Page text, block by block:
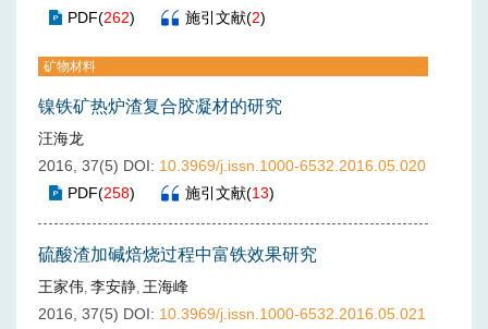
PDF(262) 施引文献(2)
矿物材料
镍铁矿热炉渣复合胶凝材的研究
汪海龙
2016, 37(5) DOI: 10.3969/j.issn.1000-6532.2016.05.020
PDF(258) 施引文献(13)
硫酸渣加碱焙烧过程中富铁效果研究
王家伟, 李安静, 王海峰
2016, 37(5) DOI: 10.3969/j.issn.1000-6532.2016.05.021